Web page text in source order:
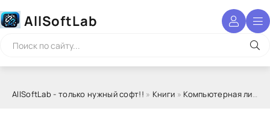
AllSoftLab
AllSoftLab - только нужный софт!! » Книги » Компьютерная литература